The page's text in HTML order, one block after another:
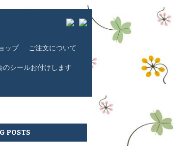
ップ ご注文について
のシールお付けします
POSTS